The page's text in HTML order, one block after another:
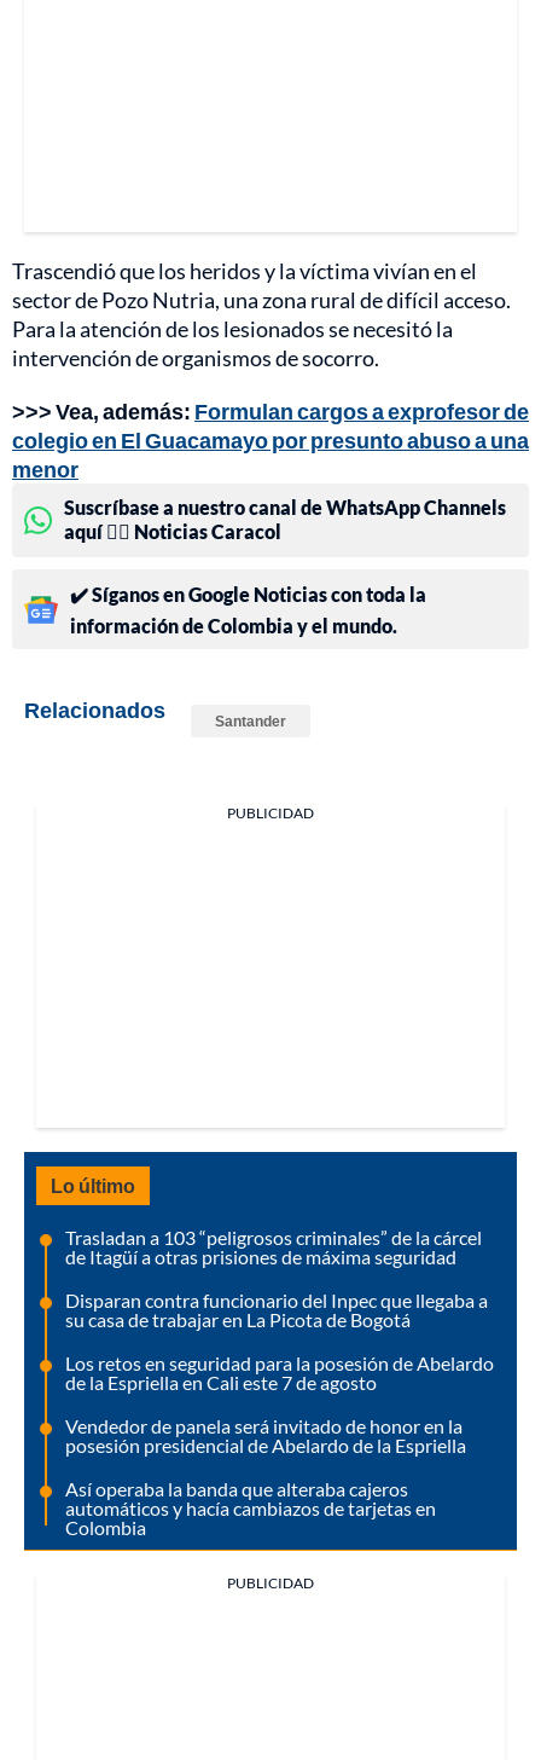
Trascendió que los heridos y la víctima vivían en el
sector de Pozo Nutria, una zona rural de difícil acceso.
Para la atención de los lesionados se necesitó la
intervención de organismos de socorro.
>>> Vea, además: Formulan cargos a exprofesor de
colegio en El Guacamayo por presunto abuso a una
menor
Suscríbase a nuestro canal de WhatsApp Channels
aquí 👉🏻 Noticias Caracol
✔️ Síganos en Google Noticias con toda la
información de Colombia y el mundo.
Relacionados Santander
PUBLICIDAD
Lo último
Trasladan a 103 “peligrosos criminales” de la cárcel
de Itagüí a otras prisiones de máxima seguridad
Disparan contra funcionario del Inpec que llegaba a
su casa de trabajar en La Picota de Bogotá
Los retos en seguridad para la posesión de Abelardo
de la Espriella en Cali este 7 de agosto
Vendedor de panela será invitado de honor en la
posesión presidencial de Abelardo de la Espriella
Así operaba la banda que alteraba cajeros
automáticos y hacía cambiazos de tarjetas en
Colombia
PUBLICIDAD